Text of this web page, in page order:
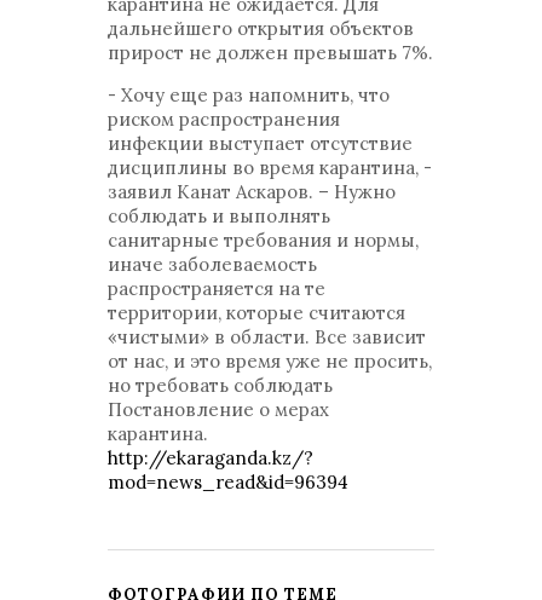
дальнейшего открытия объектов
прирост не должен превышать 7%.
- Хочу еще раз напомнить, что
риском распространения
инфекции выступает отсутствие
дисциплины во время карантина, -
заявил Канат Аскаров. – Нужно
соблюдать и выполнять
санитарные требования и нормы,
иначе заболеваемость
распространяется на те
территории, которые считаются
«чистыми» в области. Все зависит
от нас, и это время уже не просить,
но требовать соблюдать
Постановление о мерах
карантина.
http://ekaraganda.kz/?
mod=news_read&id=96394
ФОТОГРАФИИ ПО ТЕМЕ